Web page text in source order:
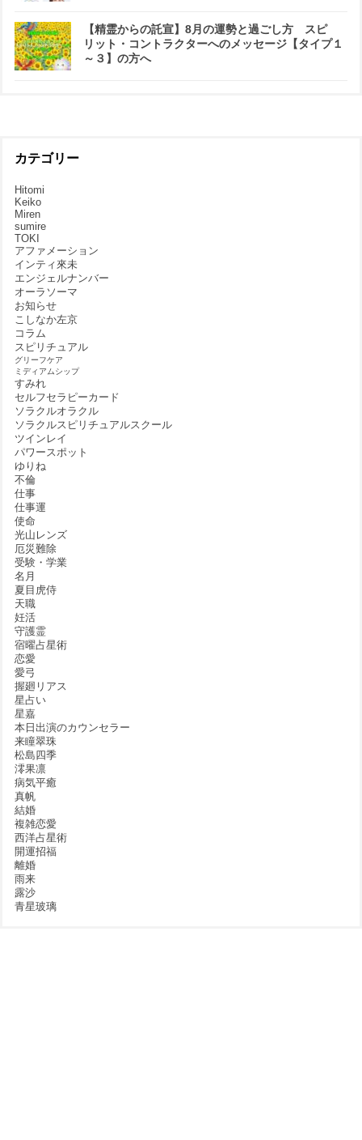
【精霊からの託宣】8月の運勢と過ごし方 スピ
リット・コントラクターへのメッセージ【タイプ１
～３】の方へ
カテゴリー
Hitomi
Keiko
Miren
sumire
TOKI
アファメーション
インティ來未
エンジェルナンバー
オーラソーマ
お知らせ
こしなか左京
コラム
スピリチュアル
グリーフケア
ミディアムシップ
すみれ
セルフセラピーカード
ソラクルオラクル
ソラクルスピリチュアルスクール
ツインレイ
パワースポット
ゆりね
不倫
仕事
仕事運
使命
光山レンズ
厄災難除
受験・学業
名月
夏目虎侍
天職
妊活
守護霊
宿曜占星術
恋愛
愛弓
握廻リアス
星占い
星嘉
本日出演のカウンセラー
来瞳翠珠
松島四季
澪果凛
病気平癒
真帆
結婚
複雑恋愛
西洋占星術
開運招福
離婚
雨来
露沙
青星玻璃